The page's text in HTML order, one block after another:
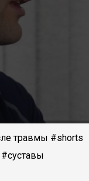
травмы #shorts